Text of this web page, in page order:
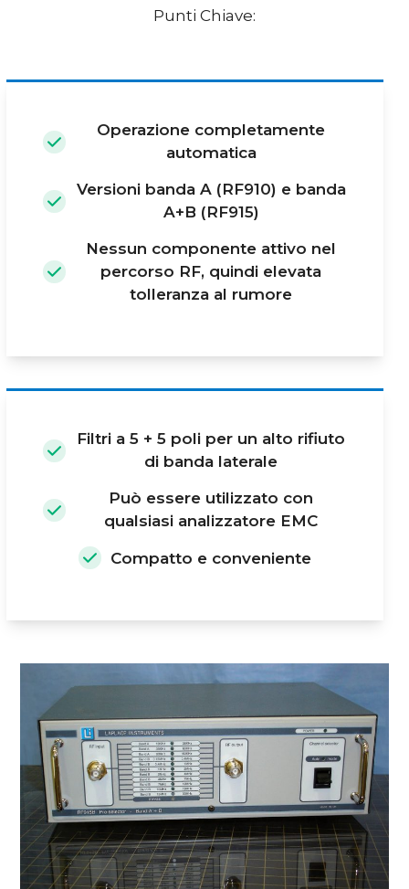
Punti Chiave:
Operazione completamente
automatica
Versioni banda A (RF910) e banda
A+B (RF915)
Nessun componente attivo nel
percorso RF, quindi elevata
tolleranza al rumore
Filtri a 5 + 5 poli per un alto rifiuto
di banda laterale
Può essere utilizzato con
qualsiasi analizzatore EMC
Compatto e conveniente